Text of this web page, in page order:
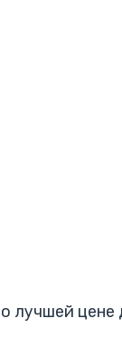
лучшей цене